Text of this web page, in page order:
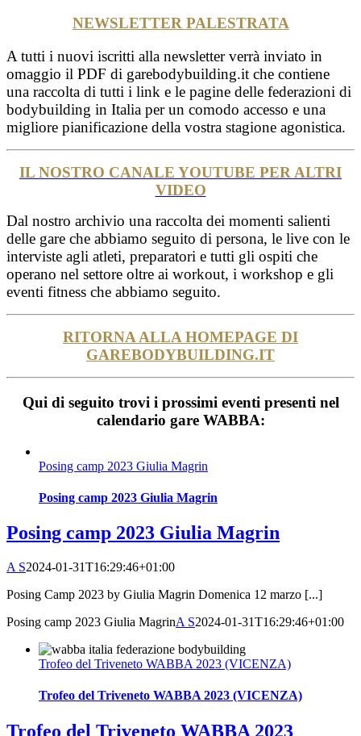
NEWSLETTER PALESTRATA
A tutti i nuovi iscritti alla newsletter verrà inviato in
omaggio il PDF di garebodybuilding.it che contiene
una raccolta di tutti i link e le pagine delle federazioni di
bodybuilding in Italia per un comodo accesso e una
migliore pianificazione della vostra stagione agonistica.
IL NOSTRO CANALE YOUTUBE PER ALTRI
VIDEO
Dal nostro archivio una raccolta dei momenti salienti
delle gare che abbiamo seguito di persona, le live con le
interviste agli atleti, preparatori e tutti gli ospiti che
operano nel settore oltre ai workout, i workshop e gli
eventi fitness che abbiamo seguito.
RITORNA ALLA HOMEPAGE DI
GAREBODYBUILDING.IT
Qui di seguito trovi i prossimi eventi presenti nel
calendario gare WABBA:
Posing camp 2023 Giulia Magrin
Posing camp 2023 Giulia Magrin
Posing camp 2023 Giulia Magrin
A S2024-01-31T16:29:46+01:00
Posing Camp 2023 by Giulia Magrin Domenica 12 marzo [...]
Posing camp 2023 Giulia MagrinA S2024-01-31T16:29:46+01:00
Trofeo del Triveneto WABBA 2023 (VICENZA)
Trofeo del Triveneto WABBA 2023 (VICENZA)
Trofeo del Triveneto WABBA 2023